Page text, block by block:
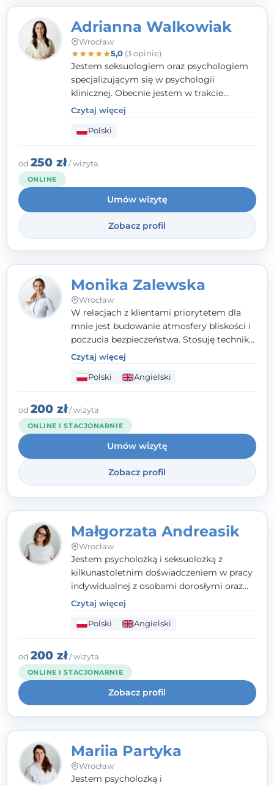
Adrianna Walkowiak
Wrocław
★★★★★5,0(3 opinie)
Jestem seksuologiem oraz psychologiem
specjalizującym się w psychologii
klinicznej. Obecnie jestem w trakcie
szkolenia na psychoterapeutę
systemowego. Posiadam status członka
nadzwyczajnego Wielkopolskiego
Towarzystwa Terapii Systemowej oraz
należę do Polskiego Towarzystwa
pierwszym miejscu stawiam budowanie
atmosfery bezpieczeństwa i zrozumienia w
relacjach z Klientami. Istotna dla nie jest
również koncentracja na dostępnych
zasobach.
Czytaj więcej
Polski
od 250 zł/ wizyta
ONLINE
Umów wizytę
Zobacz profil
Monika Zalewska
Wrocław
W relacjach z klientami priorytetem dla
mnie jest budowanie atmosfery bliskości i
poczucia bezpieczeństwa. Stosuję techniki
poznawczo-behawioralne oraz metody,
które koncentrują się na rozwiązaniach
(TSR). Te polegają na osiąganiu
zamierzonych celów (doprowadzeniu do
rozwiązania trudnych sytuacji) poprzez
identyfikowanie i wzmacnianie zasobów
oraz mocnych stron klienta. W swojej
pracy korzystam także z metod dialogu
motywacyjnego i treningu uważności.
Czytaj więcej
Polski Angielski
od 200 zł/ wizyta
ONLINE I STACJONARNIE
Umów wizytę
Zobacz profil
Małgorzata Andreasik
Wrocław
Jestem psycholożką i seksuolożką z
kilkunastoletnim doświadczeniem w pracy
indywidualnej z osobami dorosłymi oraz
parami. Specjalizuję się w obszarze zdrowia
seksualnego, żałoby, kryzysów życiowych i
wypalenia zawodowego. Pracuję w języku
polskim i angielskim, w podejściu
humanistycznym, opartym na
partnerstwie i podmiotowości klienta.
Czytaj więcej
Polski Angielski
od 200 zł/ wizyta
ONLINE I STACJONARNIE
Zobacz profil
Mariia Partyka
Wrocław
Jestem psycholożką i